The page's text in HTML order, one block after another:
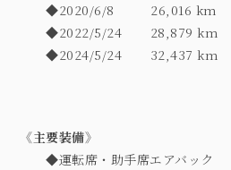
◆2020/6/8
26,016 km
◆2022/5/24
28,879 km
◆2024/5/24
32,437 km
《主要装備》
◆運転席・助手席エアバック